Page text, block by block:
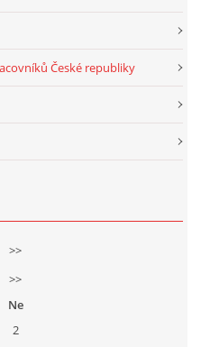
České republiky
>>
>>
Ne
2